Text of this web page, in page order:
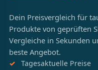
Dein Preisvergleich für
Produkte von geprüften
Vergleiche in Sekunden
beste Angebot.
Tagesaktuelle Preise